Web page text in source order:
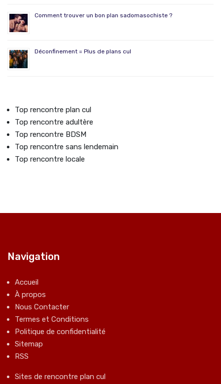
Comment trouver un bon plan sadomasochiste ?
Déconfinement = Plus de plans cul
Top rencontre plan cul
Top rencontre adultère
Top rencontre BDSM
Top rencontre sans lendemain
Top rencontre locale
Navigation
Accueil
À propos
Nous Contacter
Termes et Conditions
Politique de confidentialité
Sitemap
RSS
Sites de rencontre plan cul